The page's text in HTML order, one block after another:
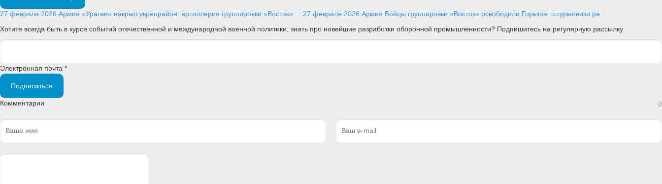
27 февраля 2026 Армия «Ураган» накрыл укрепрайон: артиллерия группировки «Восток» ... 27 февраля 2026 Армия Бойцы группировки «Восток» освободили Горькое: штурмовики ра...
Хотите всегда быть в курсе событий отечественной и международной военной политики, знать про новейшие разработки оборонной промышленности? Подпишитесь на регулярную рассылку
Электронная почта *
Подписаться
Комментарии 0